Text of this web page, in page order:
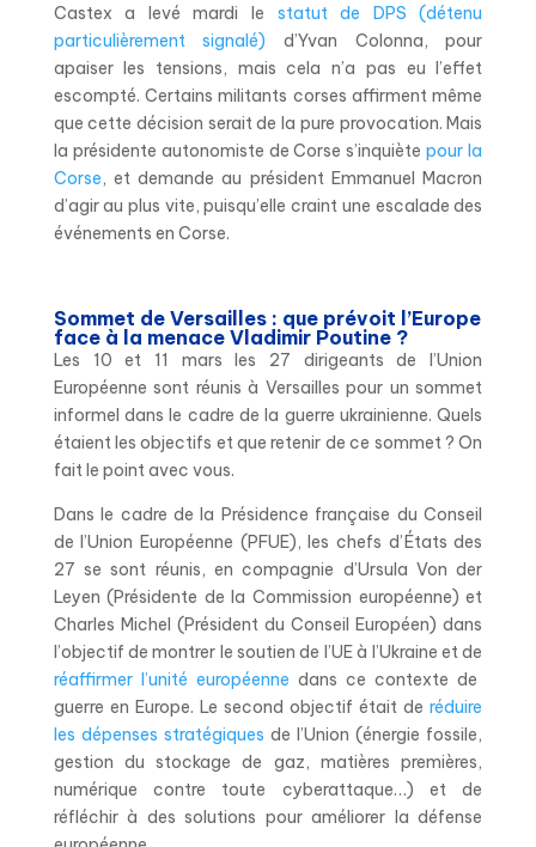
Castex a levé mardi le statut de DPS
(détenu
particulièrement signalé) d’Yvan Colonna, pour
apaiser les tensions, mais cela n’a pas eu l’effet
escompté. Certains militants corses affirment même
que cette décision serait de la pure provocation. Mais
la présidente autonomiste de Corse s’inquiètepour la
Corse, et demande au président Emmanuel Macron
d’agir au plus vite, puisqu’elle craint une escalade des
événements en Corse.
Sommet de Versailles : que prévoit l’Europe
face à la menace Vladimir Poutine ?
Les 10 et 11 mars les 27 dirigeants de l’Union
Européenne sont réunis à Versailles pour un sommet
informel dans le cadre de la guerre ukrainienne. Quels
étaient les objectifs et que retenir de ce sommet ? On
fait le point avec vous.
Dans le cadre de la Présidence française du Conseil
de l’Union Européenne (PFUE), les chefs d’États des
27 se sont réunis, en compagnie d’Ursula Von der
Leyen (Présidente de la Commission européenne) et
Charles Michel (Président du Conseil Européen) dans
l’objectif de montrer le soutien de l’UE à l’Ukraine et de
réaffirmer l’unité européenne dans ce contexte de
guerre en Europe. Le second objectif était de réduire
les dépenses stratégiques de l’Union (énergie fossile,
gestion du stockage de gaz, matières premières,
numérique contre toute cyberattaque…) et de
réfléchir à des solutions pour améliorer la défense